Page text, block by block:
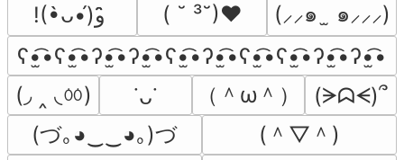
( ˘ ³˘)♥
(⸝⸝๑  ̫ ๑⸝⸝⸝)
ʕ•̫͡•ʕ•̫͡•ʔ•̫͡•ʔ•̫͡•ʕ•̫͡•ʔ•̫͡•ʕ•̫͡•ʕ•̫͡•ʔ•̫͡•ʔ•̫͡•
(◞ ‸ ◟ㆀ)
˙ᴗ˙ （＾ω＾）
(ᗒᗣᗕ)՞
(づ｡◕‿‿◕｡)づ
(＾▽＾)